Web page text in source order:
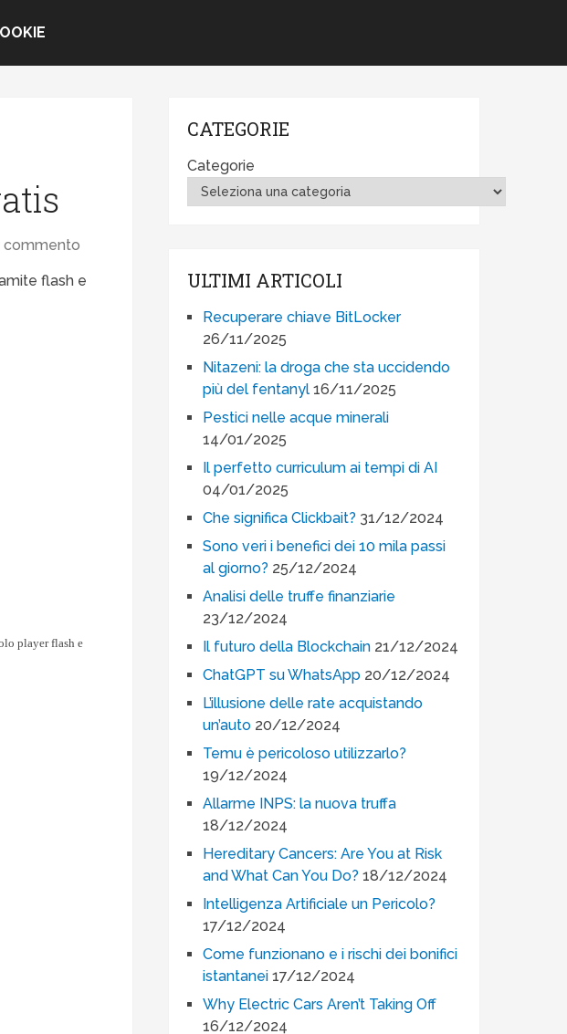
commento
flash e
player flash e
CATEGORIE
Categorie
ULTIMI ARTICOLI
Recuperare chiave BitLocker
26/11/2025
Nitazeni: la droga che sta uccidendo
più del fentanyl 16/11/2025
Pestici nelle acque minerali
14/01/2025
Il perfetto curriculum ai tempi di AI
04/01/2025
Che significa Clickbait? 31/12/2024
Sono veri i benefici dei 10 mila passi
al giorno? 25/12/2024
Analisi delle truffe finanziarie
23/12/2024
Il futuro della Blockchain 21/12/2024
ChatGPT su WhatsApp 20/12/2024
L’illusione delle rate acquistando
un’auto 20/12/2024
Temu è pericoloso utilizzarlo?
19/12/2024
Allarme INPS: la nuova truffa
18/12/2024
Hereditary Cancers: Are You at Risk
and What Can You Do? 18/12/2024
Intelligenza Artificiale un Pericolo?
17/12/2024
Come funzionano e i rischi dei bonifici
istantanei 17/12/2024
Why Electric Cars Aren’t Taking Off
16/12/2024